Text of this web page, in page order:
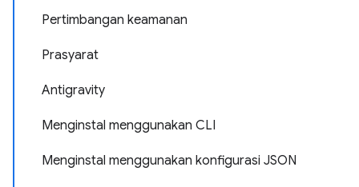
Pertimbangan keamanan
Prasyarat
Antigravity
Menginstal menggunakan CLI
Menginstal menggunakan konfigurasi JSON